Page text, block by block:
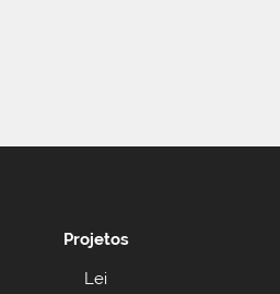
Projetos
Lei